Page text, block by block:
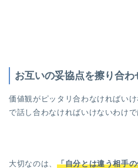
お互いの妥協点を擦り合わ
価値観がピッタリ合わなければい
で話し合わなければいけないわけで
大切なのは、 「自分とは違う相手